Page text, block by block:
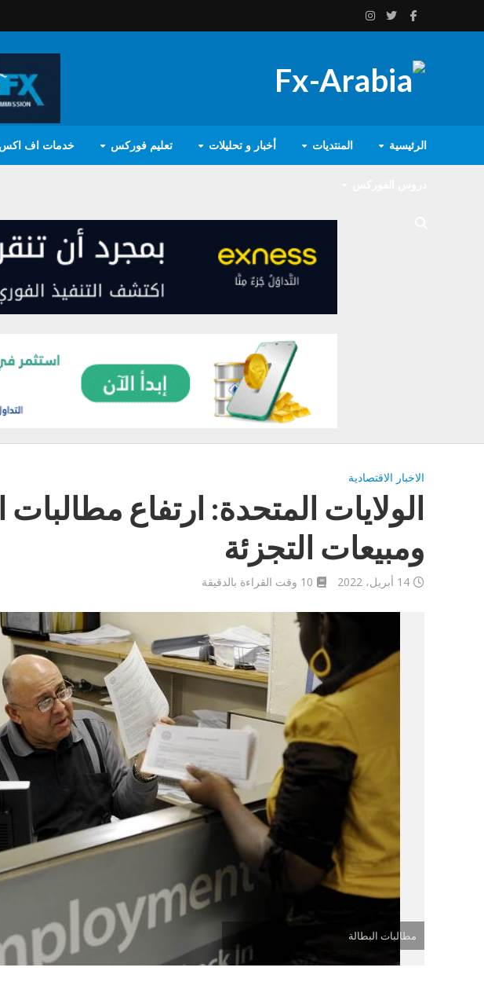
الرئيسية المنتديات أخبار و تحليلات تعليم فوركس خدمات اف اكس
الاخبار الاقتصادية
الولايات المتحدة: ارتفاع مطالبات
ومبيعات التجزئة
14 أبريل، 2022 10 وقت القراءة بالدقيقة
مطالبات البطالة